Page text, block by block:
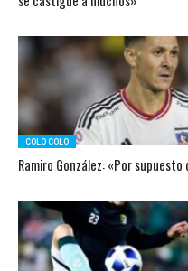
COLO COLO
Ramiro González: «Por